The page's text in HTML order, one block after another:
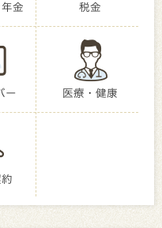
金 税金
ー 医療・健康